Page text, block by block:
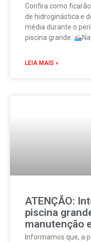
Confira como
de hidroginástica e
média durante o
piscina grande.
LEIA MAIS »
ATENÇÃO:
piscina
manutenção
Informamos que, a